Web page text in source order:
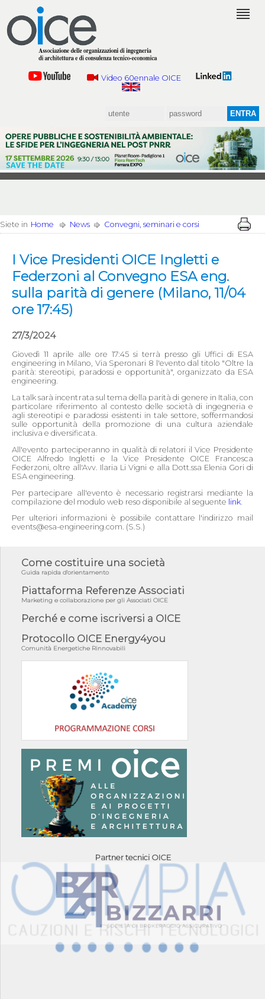
Video 60ennale OICE
Siete in Home News Convegni, seminari e corsi
I Vice Presidenti OICE Ingletti e
Federzoni al Convegno ESA eng.
sulla parità di genere (Milano, 11/04
ore 17:45)
27/3/2024
Giovedì 11 aprile alle ore 17:45 si terrà presso gli Uffici di ESA
engineering in Milano, Via Speronari 8 l'evento dal titolo "Oltre la
parità: stereotipi, paradossi e opportunità", organizzato da ESA
engineering.
La talk sarà incentrata sul tema della parità di genere in Italia, con
particolare riferimento al contesto delle società di ingegneria e
agli stereotipi e paradossi esistenti in tale settore, soffermandosi
sulle opportunità della promozione di una cultura aziendale
inclusiva e diversificata.
All'evento parteciperanno in qualità di relatori il Vice Presidente
OICE Alfredo Ingletti e la Vice Presidente OICE Francesca
Federzoni, oltre all'Avv. Ilaria Li Vigni e alla Dott.ssa Elenia Gori di
ESA engineering.
Per partecipare all'evento è necessario registrarsi mediante la
compilazione del modulo web reso disponibile al seguente link
Per ulteriori informazioni è possibile contattare l'indirizzo mail
events@esa-engineering.com. (S.S.)
Come costituire una società
Guida rapida d'orientamento
Piattaforma Referenze Associati
Marketing e collaborazione per gli Associati OICE
Perché e come iscriversi a OICE
Protocollo OICE Energy4you
Comunità Energetiche Rinnovabili
Partner tecnici OICE